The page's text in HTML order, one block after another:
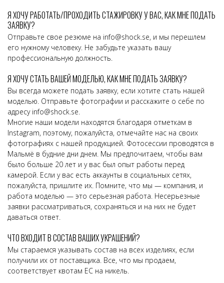
Я ХОЧУ РАБОТАТЬ/ПРОХОДИТЬ СТАЖИРОВКУ У ВАС, КАК МНЕ ПОДАТЬ
ЗАЯВКУ?
Отправьте свое резюме на info@shock.se, и мы перешлем
его нужному человеку. Не забудьте указать вашу
профессиональную должность.
Я ХОЧУ СТАТЬ ВАШЕЙ МОДЕЛЬЮ, КАК МНЕ ПОДАТЬ ЗАЯВКУ?
Вы всегда можете подать заявку, если хотите стать нашей
моделью. Отправьте фотографии и расскажите о себе по
адресу info@shock.se.
Многие наши модели находятся благодаря отметкам в
Instagram, поэтому, пожалуйста, отмечайте нас на своих
фотографиях с нашей продукцией. Фотосессии проводятся в
Мальмё в будние дни днем. Мы предпочитаем, чтобы вам
было больше 20 лет и у вас был опыт работы перед
камерой. Если у вас есть аккаунты в социальных сетях,
пожалуйста, пришлите их. Помните, что мы — компания, и
работа моделью — это серьезная работа. Несерьезные
заявки рассматриваться, сохраняться и на них не будет
даваться ответ.
ЧТО ВХОДИТ В СОСТАВ ВАШИХ УКРАШЕНИЙ?
Мы стараемся указывать состав на всех изделиях, если
получили их от поставщика. Все, что мы продаем,
соответствует квотам ЕС на никель.